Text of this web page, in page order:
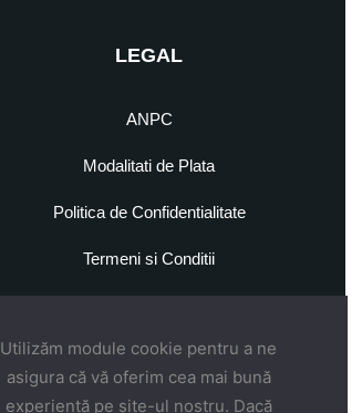
LEGAL
ANPC
Modalitati de Plata
Politica de Confidentialitate
Termeni si Conditii
Utilizăm module cookie pentru a ne
asigura că vă oferim cea mai bună
experiență pe site-ul nostru. Dacă